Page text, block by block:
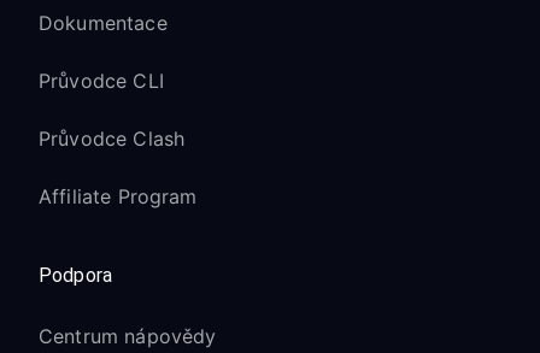
Dokumentace
Průvodce CLI
Průvodce Clash
Affiliate Program
Podpora
Centrum nápovědy